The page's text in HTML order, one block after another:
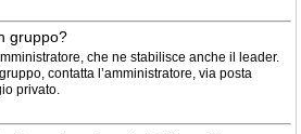
gruppo?
che ne stabilisce anche il leader.
contatta l’amministratore, via posta
privato.